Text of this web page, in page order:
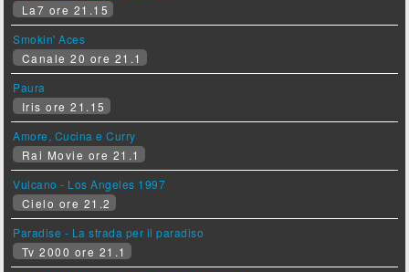
La7 ore 21.15
Smokin' Aces
Canale 20 ore 21.1
Paura
Iris ore 21.15
Amore, Cucina e Curry
Rai Movie ore 21.1
Vulcano - Los Angeles 1997
Cielo ore 21.2
Paradise - La strada per il paradiso
Tv 2000 ore 21.1